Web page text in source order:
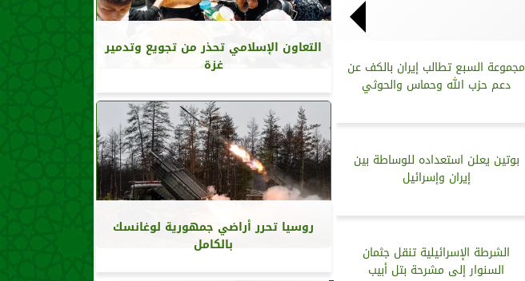
مجموعة السبع تطالب إيران بالكف عن
دعم حزب الله وحماس والحوثي
بوتين يعلن استعداده للوساطة بين
إيران وإسرائيل
الشرطة الإسرائيلية تنقل جثمان
السنوار إلى مشرحة بتل أبيب
التعاون الإسلامي تحذر من تجويع وتدمير
غزة
روسيا تحرر أراضي جمهورية لوغانسك
بالكامل